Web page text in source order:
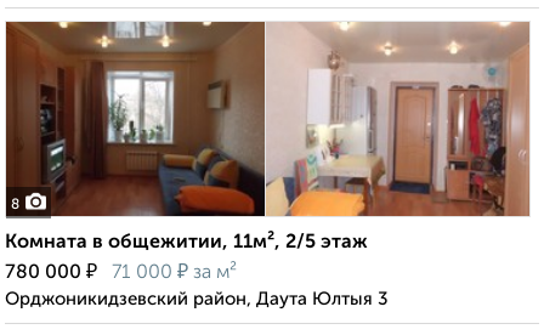
8
Комната в общежитии, 11м², 2/5 этаж
780 000 ₽ 71 000 ₽ за м²
Орджоникидзевский район, Даута Юлтыя 3